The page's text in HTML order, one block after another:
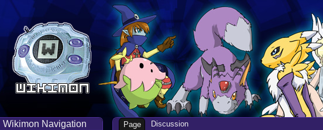
Page Discussion
Wikimon Navigation